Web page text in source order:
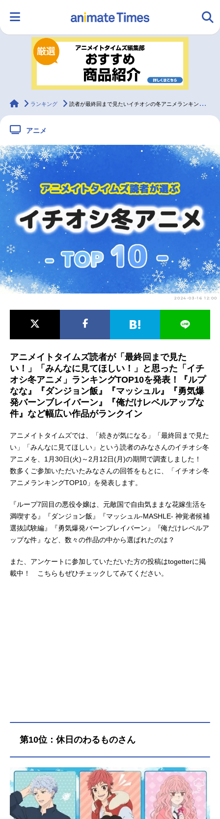
ランキング アニメ
ラジオ
2.5次元 トレンド 無料マンガ
最新記事一覧
アニメ記事一覧 声優記事一覧
実写化映画一覧
今期アニメ曜日別一覧
春アニメ 夏アニメ
男性声優/女性声優一覧
animateTimes
ランキング 読者が最終回まで見たいイチオシの冬アニメランキングTOP10発表
アニメ
2024-03-16 12:00
アニメイトタイムズ読者が「最終回まで見た
い！」「みんなに見てほしい！」と思った「イチ
オシ冬アニメ」ランキングTOP10を発表！『ルプ
なな』『ダンジョン飯』『マッシュル』『勇気爆
発バーンブレイバーン』『俺だけレベルアップな
件』など幅広い作品がランクイン
アニメイトタイムズでは、「続きが気になる」「最終回まで見た
い」「みんなに見てほしい」という読者のみなさんのイチオシ冬
アニメを、1月30日(火)～2月12日(月)の期間で調査しました！
数多くご参加いただいたみなさんの回答をもとに、「イチオシ冬
アニメランキングTOP10」を発表します。
『ループ7回目の悪役令嬢は、元敵国で自由気ままな花嫁生活を
満喫する』『ダンジョン飯』『マッシュル-MASHLE- 神覚者候補
選抜試験編』『勇気爆発バーンブレイバーン』『俺だけレベルア
ップな件』など、数々の作品の中から選ばれたのは？
また、アンケートに参加していただいた方の投稿はtogetterに掲
載中！ こちらもぜひチェックしてみてください。
第10位：休日のわるものさん